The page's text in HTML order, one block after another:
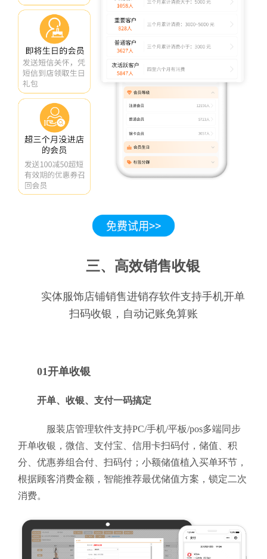
三、高效销售收银
实体服饰店铺销售进销存软件支持手机开单
扫码收银，自动记账免算账
01开单收银
开单、收银、支付一码搞定
服装店管理软件支持PC/手机/平板/pos多端同步
开单收银，微信、支付宝、信用卡扫码付，储值、积
分、优惠券组合付、扫码付；小额储值植入买单环节，
根据顾客消费金额，智能推荐最优储值方案，锁定二次
消费。